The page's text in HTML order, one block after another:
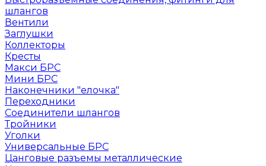
шлангов
Вентили
Заглушки
Коллекторы
Кресты
Макси БРС
Мини БРС
Наконечники "елочка"
Переходники
Соединители шлангов
Тройники
Уголки
Универсальные БРС
Цанговые разъемы металлические